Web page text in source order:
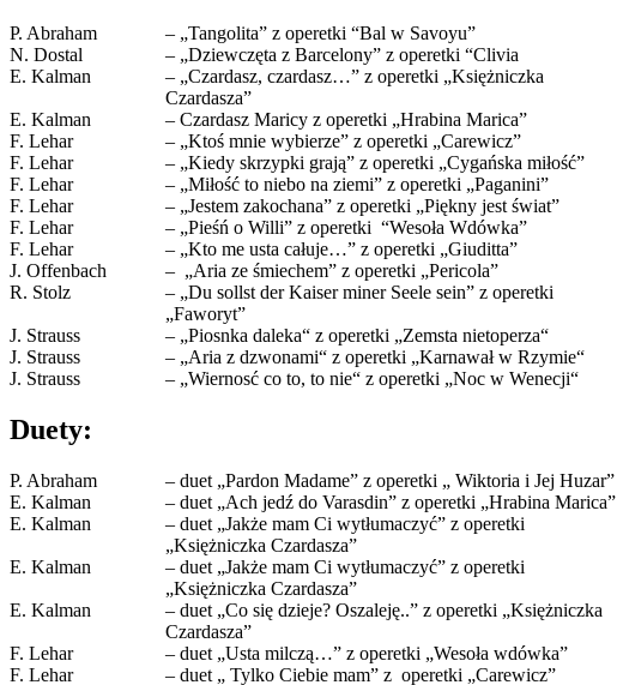
P. Abraham
– „Tangolita” z operetki “Bal w Savoyu”
N. Dostal
– „Dziewczęta z Barcelony” z operetki “Clivia
E. Kalman
– „Czardasz, czardasz…” z operetki „Księżniczka
Czardasza”
E. Kalman
– Czardasz Maricy z operetki „Hrabina Marica”
F. Lehar
– „Ktoś mnie wybierze” z operetki „Carewicz”
F. Lehar
– „Kiedy skrzypki grają” z operetki „Cygańska miłość”
F. Lehar
– „Miłość to niebo na ziemi” z operetki „Paganini”
F. Lehar
– „Jestem zakochana” z operetki „Piękny jest świat”
F. Lehar
– „Pieśń o Willi” z operetki “Wesoła Wdówka”
F. Lehar
– „Kto me usta całuje…” z operetki „Giuditta”
J. Offenbach
– „Aria ze śmiechem” z operetki „Pericola”
R. Stolz
– „Du sollst der Kaiser miner Seele sein” z operetki
„Faworyt”
J. Strauss
– „Piosnka daleka“ z operetki „Zemsta nietoperza“
J. Strauss
– „Aria z dzwonami“ z operetki „Karnawał w Rzymie“
J. Strauss
– „Wiernosć co to, to nie“ z operetki „Noc w Wenecji“
Duety:
P. Abraham
– duet „Pardon Madame” z operetki „ Wiktoria i Jej Huzar”
E. Kalman
– duet „Ach jedź do Varasdin” z operetki „Hrabina Marica”
E. Kalman
– duet „Jakże mam Ci wytłumaczyć” z operetki
„Księżniczka Czardasza”
E. Kalman
– duet „Jakże mam Ci wytłumaczyć” z operetki
„Księżniczka Czardasza”
E. Kalman
– duet „Co się dzieje? Oszaleję..” z operetki „Księżniczka
Czardasza”
F. Lehar
– duet „Usta milczą…” z operetki „Wesoła wdówka”
F. Lehar
– duet „ Tylko Ciebie mam” z operetki „Carewicz”